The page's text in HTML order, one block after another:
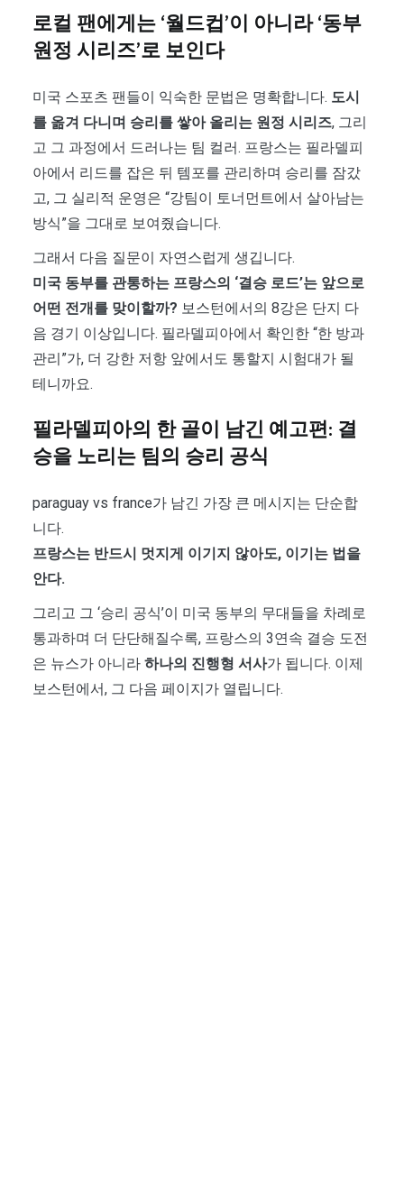
로컬 팬에게는 ‘월드컵’이 아니라 ‘동부
원정 시리즈’로 보인다
미국 스포츠 팬들이 익숙한 문법은 명확합니다. 도시
를 옮겨 다니며 승리를 쌓아 올리는 원정 시리즈, 그리
고 그 과정에서 드러나는 팀 컬러. 프랑스는 필라델피
아에서 리드를 잡은 뒤 템포를 관리하며 승리를 잠갔
고, 그 실리적 운영은 “강팀이 토너먼트에서 살아남는
방식”을 그대로 보여줬습니다.
그래서 다음 질문이 자연스럽게 생깁니다.
미국 동부를 관통하는 프랑스의 ‘결승 로드’는 앞으로
어떤 전개를 맞이할까? 보스턴에서의 8강은 단지 다
음 경기 이상입니다. 필라델피아에서 확인한 “한 방과
관리”가, 더 강한 저항 앞에서도 통할지 시험대가 될
테니까요.
필라델피아의 한 골이 남긴 예고편: 결
승을 노리는 팀의 승리 공식
paraguay vs france가 남긴 가장 큰 메시지는 단순합
니다.
프랑스는 반드시 멋지게 이기지 않아도, 이기는 법을
안다.
그리고 그 ‘승리 공식’이 미국 동부의 무대들을 차례로
통과하며 더 단단해질수록, 프랑스의 3연속 결승 도전
은 뉴스가 아니라 하나의 진행형 서사가 됩니다. 이제
보스턴에서, 그 다음 페이지가 열립니다.